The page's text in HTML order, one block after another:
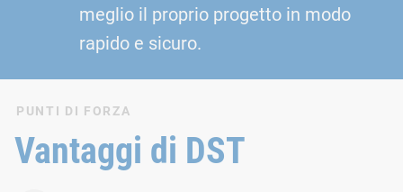
meglio il proprio progetto in modo
rapido e sicuro.
PUNTI DI FORZA
Vantaggi di DST